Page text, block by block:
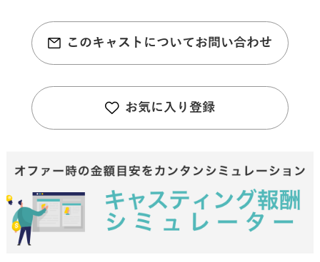
このキャストについてお問い合わせ
お気に入り登録